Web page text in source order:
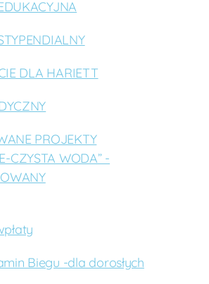
DLA HARIETT
PROJEKTY
CZYSTA WODA” -
Biegu -dla dorosłych